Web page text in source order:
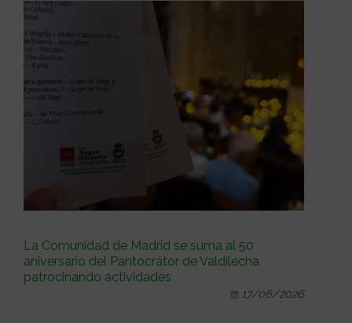
La Comunidad de Madrid se suma al 50
aniversario del Pantocrátor de Valdilecha
patrocinando actividades
17/06/2026